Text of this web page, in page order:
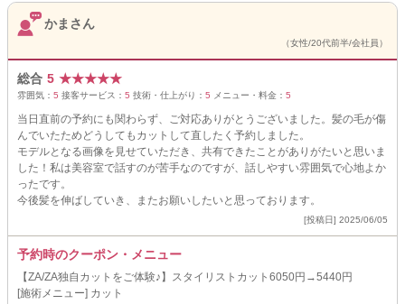
かまさん
（女性/20代前半/会社員）
総合 5 ★★★★★
雰囲気： 5 接客サービス： 5 技術・仕上がり： 5 メニュー・料金： 5
当日直前の予約にも関わらず、ご対応ありがとうございました。髪の毛が傷
んでいたためどうしてもカットして直したく予約しました。
モデルとなる画像を見せていただき、共有できたことがありがたいと思いま
した！私は美容室で話すのが苦手なのですが、話しやすい雰囲気で心地よか
ったです。
今後髪を伸ばしていき、またお願いしたいと思っております。
[投稿日] 2025/06/05
予約時のクーポン・メニュー
【ZA/ZA独自カットをご体験♪】スタイリストカット6050円→5440円
[施術メニュー] カット